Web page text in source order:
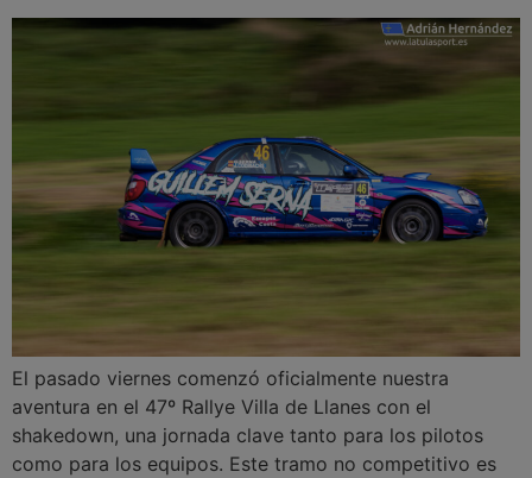
El pasado viernes comenzó oficialmente nuestra
aventura en el 47º Rallye Villa de Llanes con el
shakedown, una jornada clave tanto para los pilotos
como para los equipos. Este tramo no competitivo es